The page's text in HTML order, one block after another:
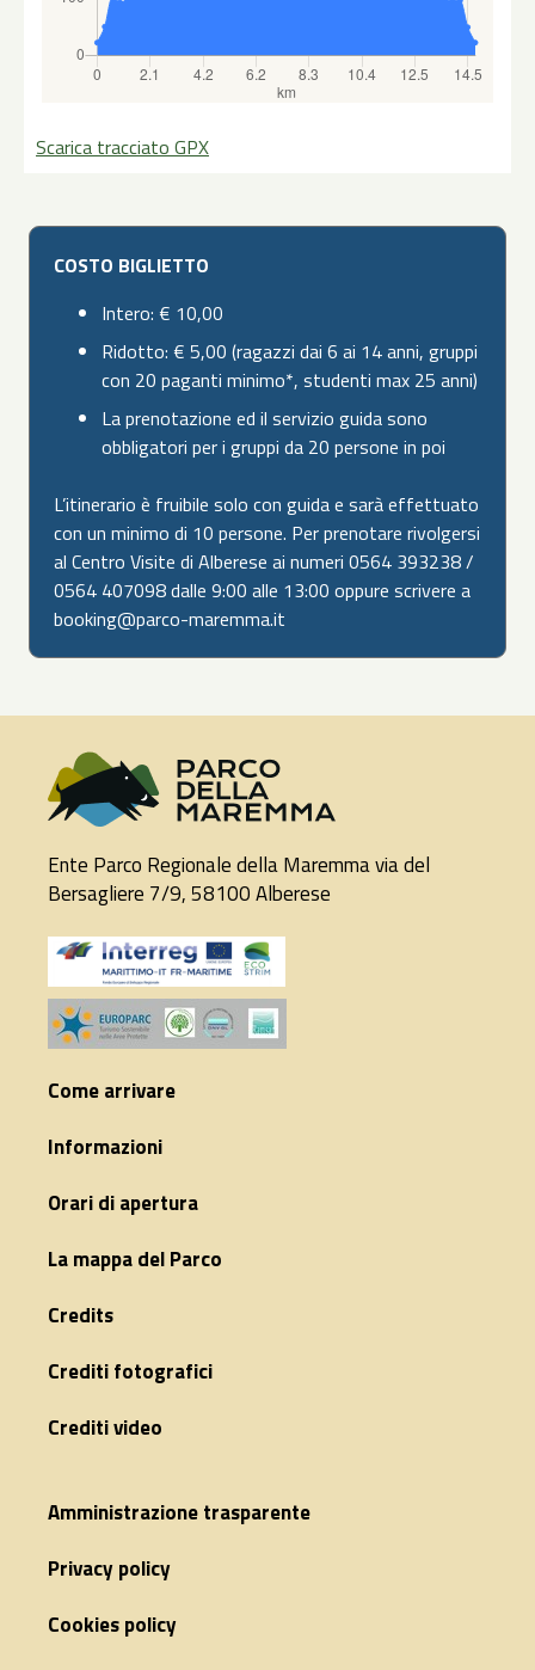
Scarica tracciato GPX
COSTO BIGLIETTO
Intero: € 10,00
Ridotto: € 5,00 (ragazzi dai 6 ai 14 anni, gruppi
con 20 paganti minimo*, studenti max 25 anni)
La prenotazione ed il servizio guida sono
obbligatori per i gruppi da 20 persone in poi
L’itinerario è fruibile solo con guida e sarà effettuato
con un minimo di 10 persone. Per prenotare rivolgersi
al Centro Visite di Alberese ai numeri 0564 393238 /
0564 407098 dalle 9:00 alle 13:00 oppure scrivere a
booking@parco-maremma.it
Ente Parco Regionale della Maremma via del
Bersagliere 7/9, 58100 Alberese
Come arrivare
Informazioni
Orari di apertura
La mappa del Parco
Credits
Crediti fotografici
Crediti video
Amministrazione trasparente
Privacy policy
Cookies policy